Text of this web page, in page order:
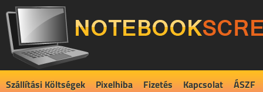
Szállítási Költségek Pixelhiba Fizetés Kapcsolat ÁSZF